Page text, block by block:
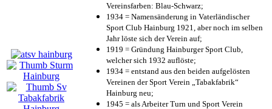
Vereinsfarben: Blau-Schwarz;
1934 = Namensänderung in Vaterländischer
Sport Club Hainburg 1921, aber noch im selben
Jahr löste sich der Verein auf;
1919 = Gründung Hainburger Sport Club,
welcher sich 1932 auflöste;
1934 = entstand aus den beiden aufgelösten
Vereinen der Sport Verein „Tabakfabrik“
Hainburg neu;
1945 = als Arbeiter Turn und Sport Verein